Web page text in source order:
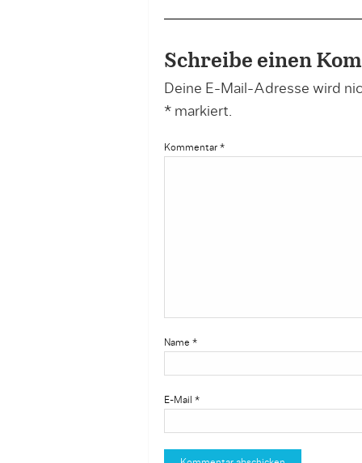
Schreibe einen
Deine E-Mail-Adresse wird
*markiert.
Kommentar *
Name *
E-Mail *